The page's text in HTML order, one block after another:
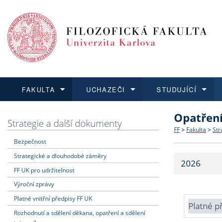
FAKULTA
Dozvědět se více
Struktura
Strategie
Fakultní
UCHAZEČI
Podat přihlášku
Co
Učitelské
STUDUJÍCÍ
Dozvědět se více
Dozvědět se více
O vědě a
Dozvědět se více
Aktuální
Strategie a další dokumenty
Bezpečnost
Strategické a dlouhodobé záměry
FF UK pro udržitelnost
Výroční zprávy
Platné vnitřní předpisy FF UK
Rozhodnutí a sdělení děkana, opatření a sdělení
FF > Fakulta >
2026
Platné